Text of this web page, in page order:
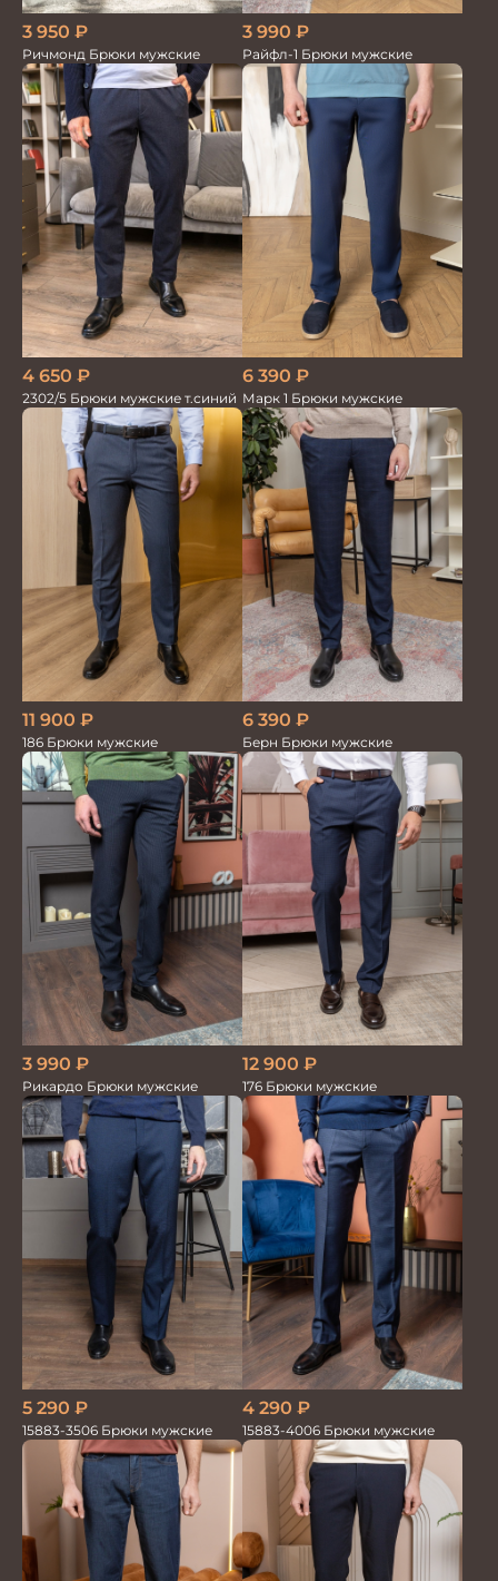
3 950 ₽
Ричмонд Брюки мужские
3 990 ₽
Райфл-1 Брюки мужские
4 650 ₽
2302/5 Брюки мужские т.синий
6 390 ₽
Марк 1 Брюки мужские
11 900 ₽
186 Брюки мужские
6 390 ₽
Берн Брюки мужские
3 990 ₽
Рикардо Брюки мужские
12 900 ₽
176 Брюки мужские
5 290 ₽
15883-3506 Брюки мужские
4 290 ₽
15883-4006 Брюки мужские